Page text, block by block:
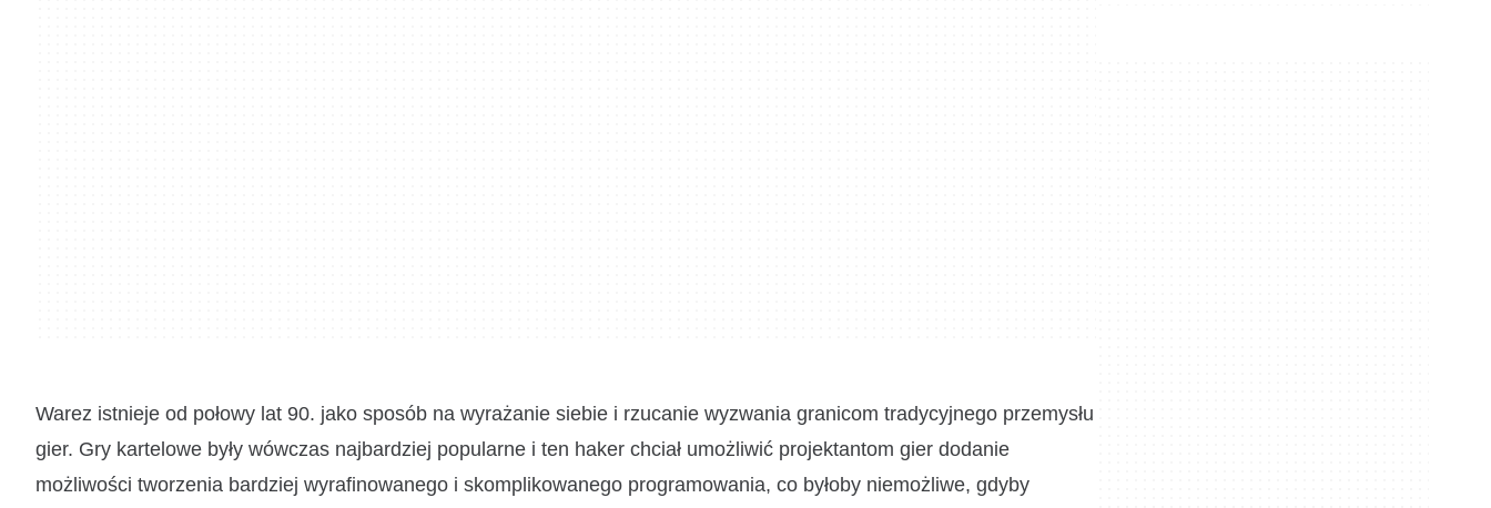
Warez istnieje od połowy lat 90. jako sposób na wyrażanie siebie i rzucanie wyzwania granicom tradycyjnego przemysłu
gier. Gry kartelowe były wówczas najbardziej popularne i ten haker chciał umożliwić projektantom gier dodanie
możliwości tworzenia bardziej wyrafinowanego i skomplikowanego programowania, co byłoby niemożliwe, gdyby